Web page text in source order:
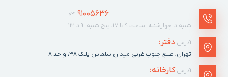
021 91005636
شنبه تا چهارشنبه: ساعت ۹ تا ۱۷، پنج شنبه: ۹ تا ۱۳
آدرس دفتر:
تهران، ضلع جنوب غربی میدان سلماس پلاک ٣٨، واحد ۸
آدرس کارخانه: